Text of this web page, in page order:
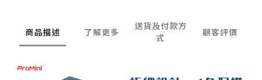
商品描述 了解更多
送貨及付款方
式
顧客評價